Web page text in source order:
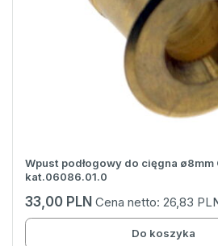
Wpust podłogowy do cięgna ø8mm
kat.06086.01.0
33,00 PLN Cena netto: 26,83
Do koszyka